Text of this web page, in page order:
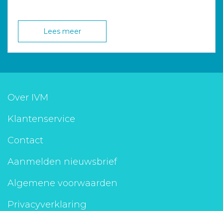
Lees meer
Over IVM
Klantenservice
Contact
Aanmelden nieuwsbrief
Algemene voorwaarden
Privacyverklaring